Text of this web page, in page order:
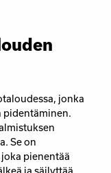
jonka
pidentäminen.
Se on
pienentää